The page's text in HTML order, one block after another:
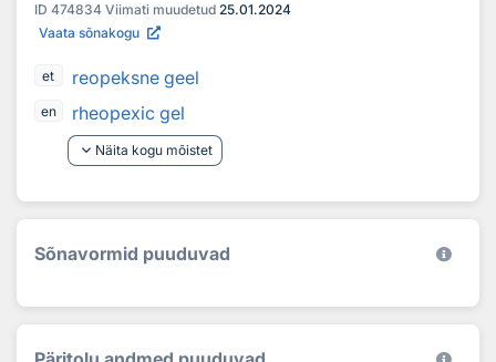
ID 474834 Viimati muudetud 25.01.2024
Vaata sõnakogu
et reopeksne geel
en
rheopexic gel
keyboard_arrow_down Näita kogu mõistet
Sõnavormid puuduvad